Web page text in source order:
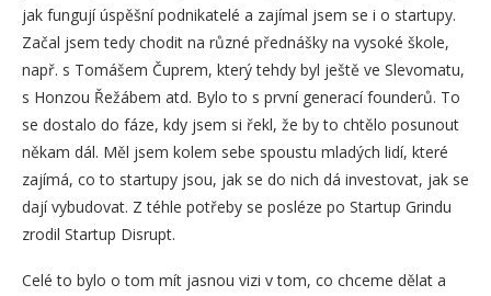
jak fungují úspěšní podnikatelé a zajímal jsem se i o startupy.
Začal jsem tedy chodit na různé přednášky na vysoké škole,
např. s Tomášem Čuprem, který tehdy byl ještě ve Slevomatu,
s Honzou Řežábem atd. Bylo to s první generací founderů. To
se dostalo do fáze, kdy jsem si řekl, že by to chtělo posunout
někam dál. Měl jsem kolem sebe spoustu mladých lidí, které
zajímá, co to startupy jsou, jak se do nich dá investovat, jak se
dají vybudovat. Z téhle potřeby se posléze po Startup Grindu
zrodil Startup Disrupt.
Celé to bylo o tom mít jasnou vizi v tom, co chceme dělat a